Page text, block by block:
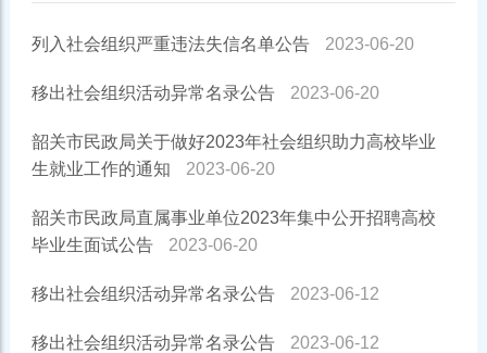
列入社会组织严重违法失信名单公告 2023-06-20
移出社会组织活动异常名录公告 2023-06-20
韶关市民政局关于做好2023年社会组织助力高校毕业
生就业工作的通知
2023-06-20
韶关市民政局直属事业单位2023年集中公开招聘高校
毕业生面试公告
2023-06-20
移出社会组织活动异常名录公告 2023-06-12
移出社会组织活动异常名录公告 2023-06-12